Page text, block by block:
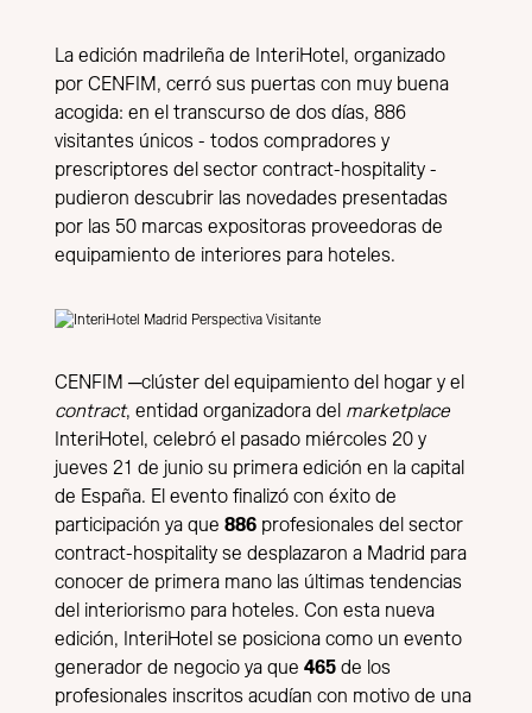
La edición madrileña de InteriHotel, organizado
por CENFIM, cerró sus puertas con muy buena
acogida: en el transcurso de dos días, 886
visitantes únicos - todos compradores y
prescriptores del sector contract-hospitality -
pudieron descubrir las novedades presentadas
por las 50 marcas expositoras proveedoras de
equipamiento de interiores para hoteles.
CENFIM ─clúster del equipamiento del hogar y el
contract, entidad organizadora del marketplace
InteriHotel, celebró el pasado miércoles 20 y
jueves 21 de junio su primera edición en la capital
de España. El evento finalizó con éxito de
participación ya que 886 profesionales del sector
contract-hospitality se desplazaron a Madrid para
conocer de primera mano las últimas tendencias
del interiorismo para hoteles. Con esta nueva
edición, InteriHotel se posiciona como un evento
generador de negocio ya que 465 de los
profesionales inscritos acudían con motivo de una